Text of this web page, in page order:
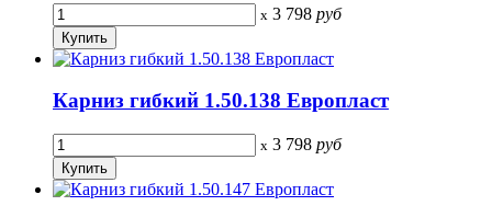
x 3 798 руб
Карниз гибкий 1.50.138 Европласт
x 3 798 руб